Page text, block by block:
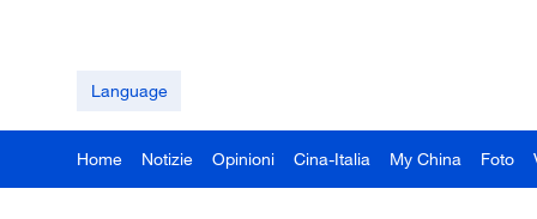
Language
Home Notizie Opinioni Cina-Italia My China Foto